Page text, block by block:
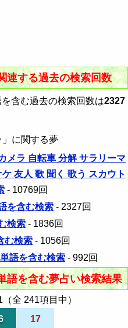
連する過去の検索回数
含む過去の検索回数は2327
に関する夢
メラ 自転車 分解 サラリーマ
友人 歌 聞く 歌う スカウト
- 10769回
を含む検索 - 2327回
検索 - 1836回
む検索 - 1056回
語を含む検索 - 992回
語を含む夢占い検索結果
全 241項目中）
17